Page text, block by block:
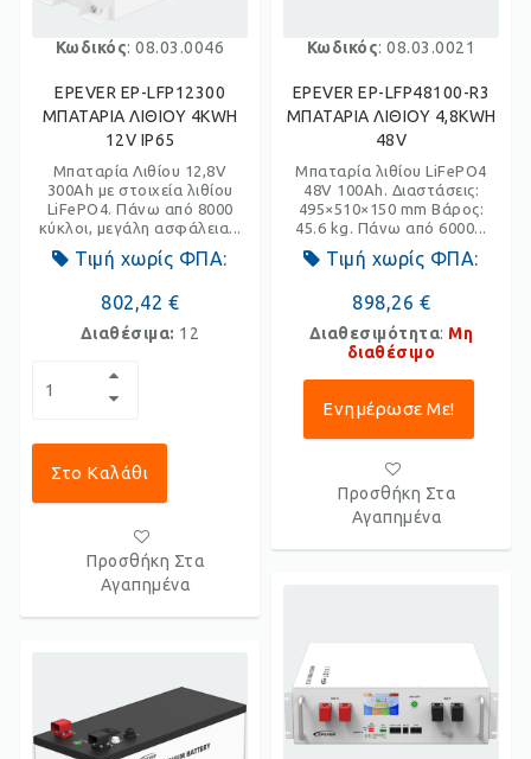
Κωδικός: 08.03.0046
EPEVER EP-LFP12300
ΜΠΑΤΑΡΙΑ ΛΙΘΙΟΥ 4KWH
12V IP65
Μπαταρία Λιθίου 12,8V
300Ah με στοιχεία λιθίου
LiFePO4. Πάνω από 8000
κύκλοι, μεγάλη ασφάλεια...
Τιμή χωρίς ΦΠΑ:
802,42 €
Διαθέσιμα: 12
Στο Καλάθι
Προσθήκη Στα
Αγαπημένα
Κωδικός: 08.03.0021
EPEVER EP-LFP48100-R3
ΜΠΑΤΑΡΙΑ ΛΙΘΙΟΥ 4,8KWH
48V
Μπαταρία λιθίου LiFePO4
48V 100Ah. Διαστάσεις:
495×510×150 mm Βάρος:
45.6 kg. Πάνω από 6000...
Τιμή χωρίς ΦΠΑ:
898,26 €
Διαθεσιμότητα: Μη
διαθέσιμο
Ενημέρωσε Με!
Προσθήκη Στα
Αγαπημένα